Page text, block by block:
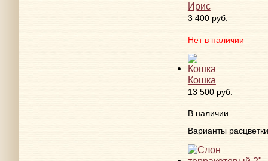
Ирис
3 400 руб.
Нет в наличии
Кошка
13 500 руб.
В наличии
Варианты расцветки